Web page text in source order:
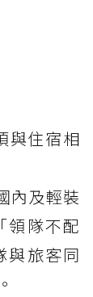
與住宿相
內及輕裝
領隊不配
與旅客同